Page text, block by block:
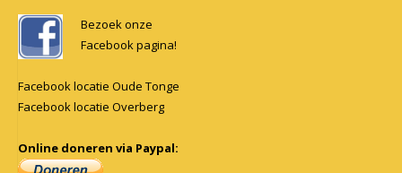
navigation
Bezoek onze
Facebook pagina!
Facebook locatie Oude Tonge
Facebook locatie Overberg
Online doneren via Paypal: